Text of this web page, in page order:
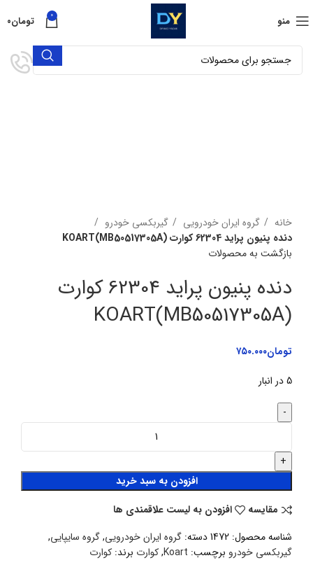
منو 0 تومان۰
خانه گروه ایران خودرویی
گیربکسی خودرو
دنده پنیون پراید 62304 کوارت KOART(MB50517305A)
بازگشت به محصولات
دنده پنیون پراید 62304 کوارت
KOART(MB50517305A)
تومان۷۵۰.۰۰۰
5 در انبار
افزودن به سبد خرید
مقایسه
افزودن به لیست علاقمندی ها
شناسه محصول: 1472دسته: گروه ایران خودرویی,گروه سایپایی,
گیربکسی خودرو برچسب: Koart
,کوارت برند: کوارت